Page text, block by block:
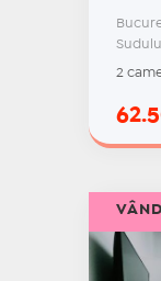
Sudului
2